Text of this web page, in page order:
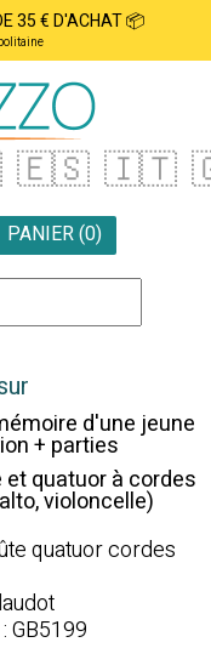
35 € D'ACHAT 📦
🇪🇸 🇮🇹
PANIER (0)
d'une jeune
+ parties
quatuor à cordes
violoncelle)
quatuor cordes
GB5199